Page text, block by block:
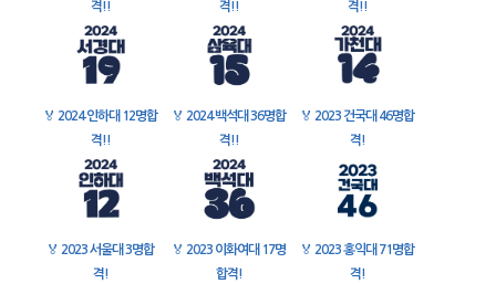
격!!
격!!
격!!
🏅 2024 인하대 12명합
격!!
🏅 2024 백석대 36명합
격!!
🏅 2023 건국대 46명합
격!
🏅 2023 서울대 3명합
격!
🏅 2023 이화여대 17명
합격!
🏅 2023 홍익대 71명합
격!